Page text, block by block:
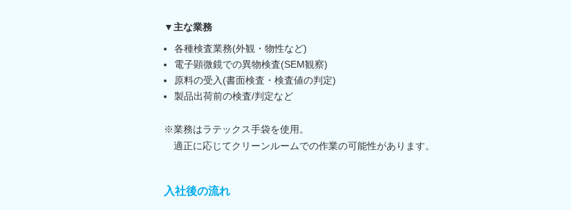
▼主な業務
各種検査業務(外観・物性など)
電子顕微鏡での異物検査(SEM観察)
原料の受入(書面検査・検査値の判定)
製品出荷前の検査/判定など
※業務はラテックス手袋を使用。
適正に応じてクリーンルームでの作業の可能性があります。
入社後の流れ